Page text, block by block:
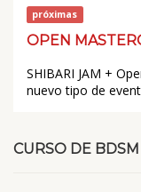
próximas
OPEN
SHIBARI JAM +
nuevo tipo de
CURSO DE BDSM